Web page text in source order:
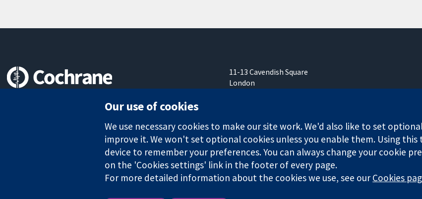
11-13 Cavendish Square
London
The Cochrane Collaboration is a charity (no. 1045921) and a company limited by guarantee (no. 03044323) registered in
Website
Our use of cookies
We use necessary cookies to make our site work. We'd also like to set
improve it. We won't set optional cookies unless you enable them. Using
device to remember your preferences. You can always change your cookie
on the 'Cookies settings' link in the footer of every page.
For more detailed information about the cookies we use, see ourCookies